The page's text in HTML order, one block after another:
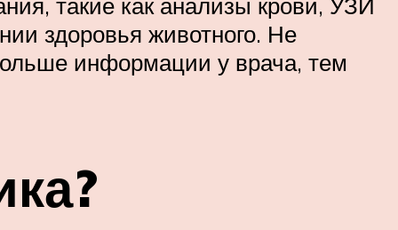
здоровья животного. Не
информации у врача, тем